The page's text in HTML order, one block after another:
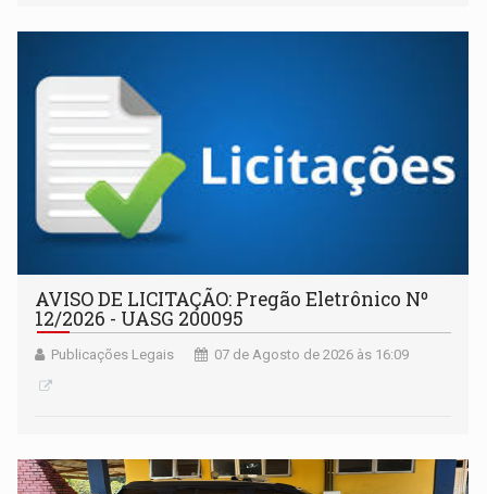
AVISO DE LICITAÇÃO: Pregão Eletrônico Nº
12/2026 - UASG 200095
Publicações Legais 07 de Agosto de 2026 às 16:09